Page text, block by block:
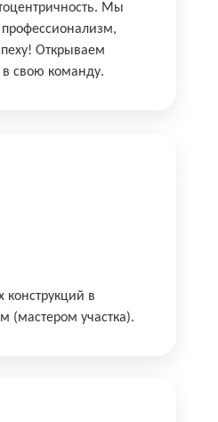
Мы
Открываем
свою команду.
в
(мастером участка).